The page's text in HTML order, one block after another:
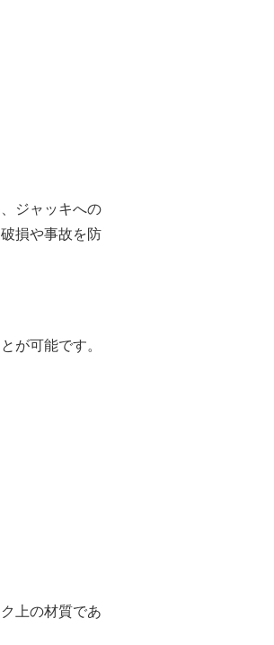
ジャッキへの
損や事故を防
が可能です。
上の材質であ